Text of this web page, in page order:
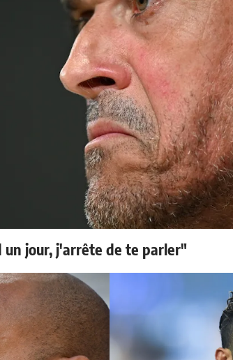
un jour, j'arrête de te parler"